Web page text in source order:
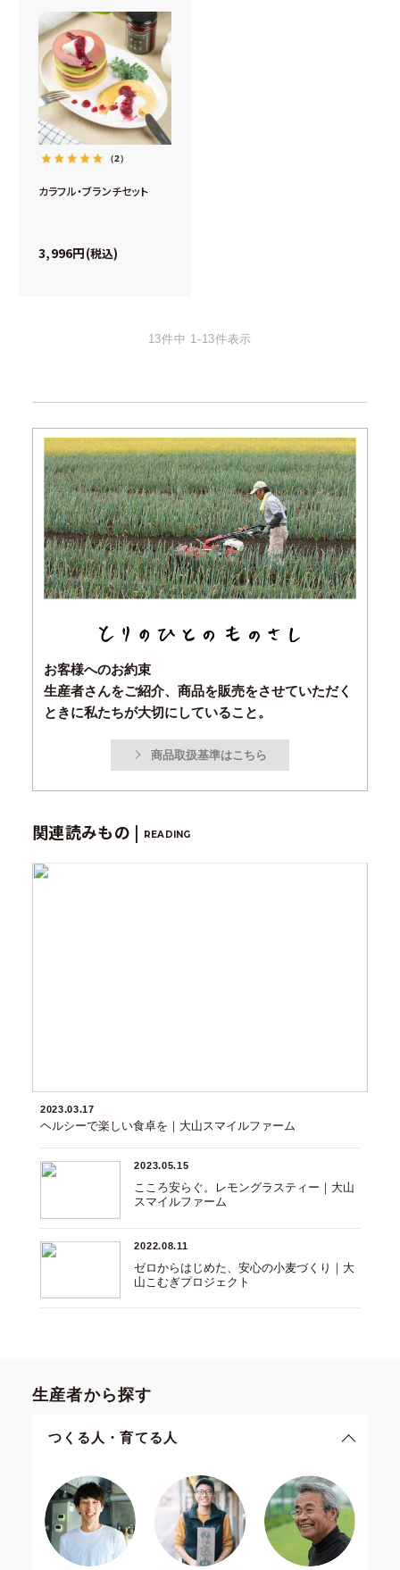
（2）
カラフル・ブランチセット
3,996 税込
13件中 1-13件表示
お客様へのお約束
生産者さんをご紹介、商品を販売をさせていただく
ときに私たちが大切にしていること。
商品取扱基準はこちら
関連読みもの | READING
2023.03.17
ヘルシーで楽しい食卓を｜大山スマイルファーム
2023.05.15
こころ安らぐ。レモングラスティー｜大山
スマイルファーム
2022.08.11
ゼロからはじめた、安心の小麦づくり｜大
山こむぎプロジェクト
生産者から探す
つくる人・育てる人